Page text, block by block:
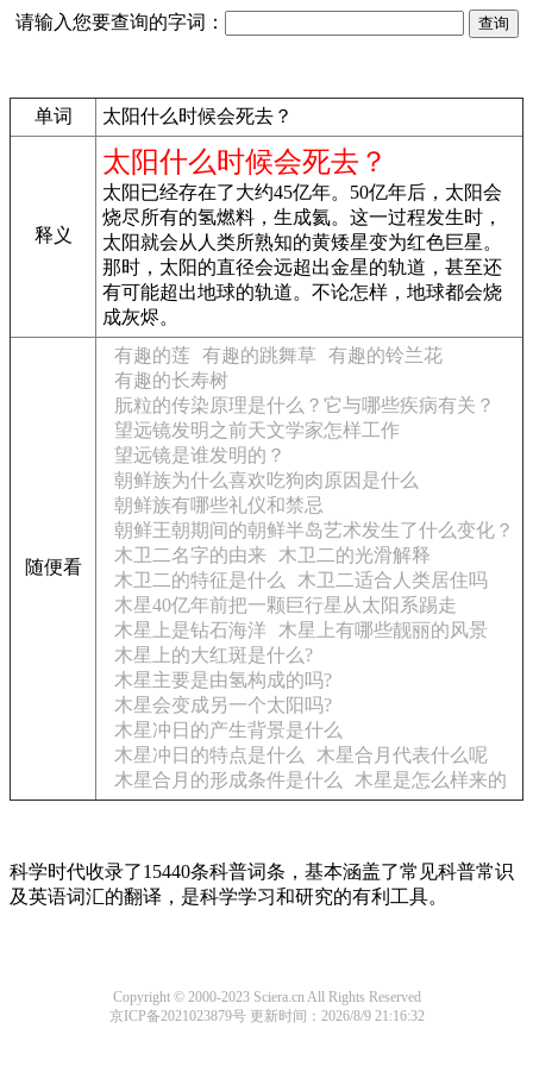
请输入您要查询的字词：
单词 太阳什么时候会死去？
释义
太阳什么时候会死去？
太阳已经存在了大约45亿年。50亿年后，太阳会
烧尽所有的氢燃料，生成氦。这一过程发生时，
太阳就会从人类所熟知的黄矮星变为红色巨星。
那时，太阳的直径会远超出金星的轨道，甚至还
有可能超出地球的轨道。不论怎样，地球都会烧
成灰烬。
随便看
有趣的莲 有趣的跳舞草
有趣的铃兰花
有趣的长寿树
朊粒的传染原理是什么？它与哪些疾病有关？
望远镜发明之前天文学家怎样工作
望远镜是谁发明的？
朝鲜族为什么喜欢吃狗肉原因是什么
朝鲜族有哪些礼仪和禁忌
朝鲜王朝期间的朝鲜半岛艺术发生了什么变化？
木卫二名字的由来
木卫二的光滑解释
木卫二的特征是什么
木卫二适合人类居住吗
木星40亿年前把一颗巨行星从太阳系踢走
木星上是钻石海洋
木星上有哪些靓丽的风景
木星上的大红斑是什么?
木星主要是由氢构成的吗?
木星会变成另一个太阳吗?
木星冲日的产生背景是什么
木星冲日的特点是什么
木星合月代表什么呢
木星合月的形成条件是什么
木星是怎么样来的
科学时代收录了15440条科普词条，基本涵盖了常见科普常识
及英语词汇的翻译，是科学学习和研究的有利工具。
Copyright © 2000-2023 Sciera.cn All Rights Reserved
京ICP备2021023879号更新时间：2026/8/9 21:16:32